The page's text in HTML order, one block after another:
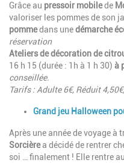
Grâce au pressoir mobilede
valoriser les pommes de son
pommedans unedémarche
réservation
Ateliers de décoration de
16 h 15 (durée : 1h à 1 h 30) à
conseillée.
Tarifs : Adulte 6€, Réduit
Grand jeu Halloween
Après une année de voyage à
Sorcièrea décidé de rentrer
soi … finalement ! Elle rentre